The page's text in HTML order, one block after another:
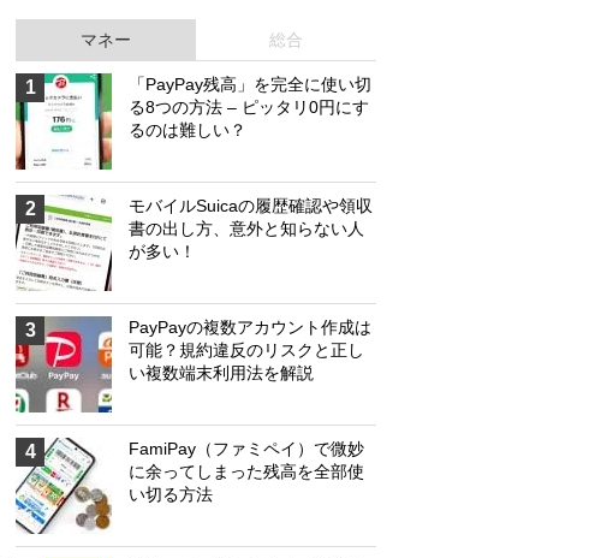
マネー 総合
1
「PayPay残高」を完全に使い切
る8つの方法 – ピッタリ0円にす
るのは難しい？
2
モバイルSuicaの履歴確認や領収
書の出し方、意外と知らない人
が多い！
3
PayPayの複数アカウント作成は
可能？規約違反のリスクと正し
い複数端末利用法を解説
4
FamiPay（ファミペイ）で微妙
に余ってしまった残高を全部使
い切る方法